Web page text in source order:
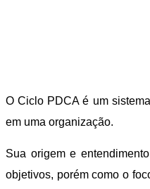
O Ciclo PDCA é um
em uma organização.
Sua origem e
objetivos, porém como o